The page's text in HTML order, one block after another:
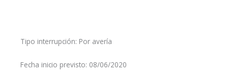
Tipo interrupción: Por avería
Fecha inicio previsto: 08/06/2020